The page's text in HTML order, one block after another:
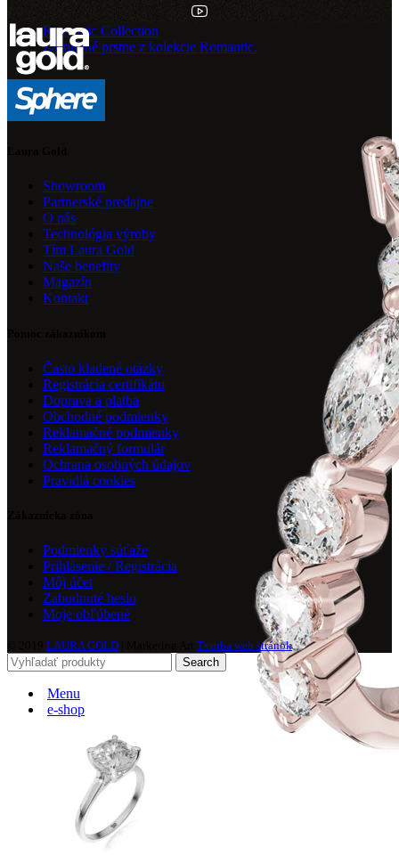
Romantic Collection
Zásnubné prstne z kolekcie Romantic.
Showroom
Partnerské predajne
O nás
Technológia výroby
Tím Laura Gold
Naše benefity
Magazín
Kontakt
Často kladené otázky
Registrácia certifikátu
Doprava a platba
Obchodné podmienky
Reklamačné podmienky
Reklamačný formulár
Ochrana osobných údajov
Pravidlá cookies
Podmienky súťaže
Prihlásenie / Registrácia
Môj účet
Zabudnuté heslo
Moje obľúbené
LAURA GOLD
Tvorba web stránok
Search
Menu
e-shop